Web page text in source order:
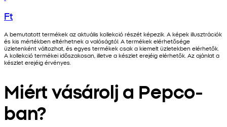
Ft
A bemutatott termékek az aktuális kollekció részét képezik. A képek illusztrációk
és kis mértékben eltérhetnek a valóságtól. A termékek elérhetősége
üzletenként változhat, és egyes termékek csak a kiemelt üzletekben elérhetők.
A kollekció termékei időszakosan, illetve a készlet erejéig elérhetők. Az ajánlat a
készlet erejéig érvényes.
Miért vásárolj a Pepco-
ban?